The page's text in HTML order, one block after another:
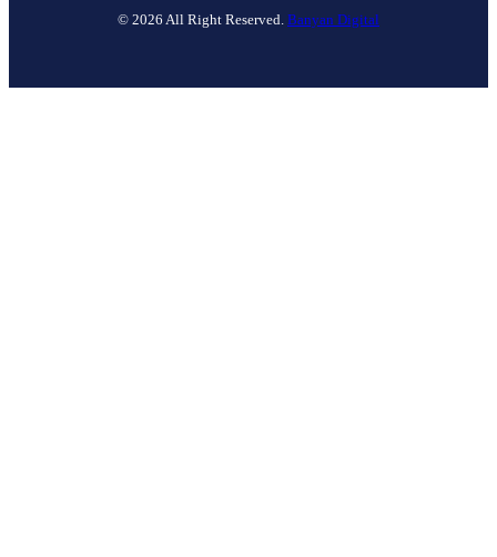
© 2026 All Right Reserved. Banyan Digital